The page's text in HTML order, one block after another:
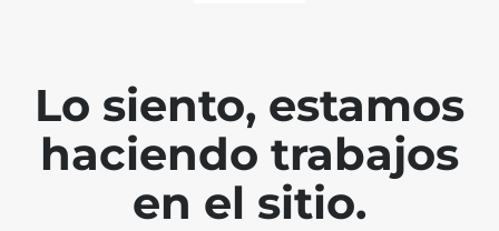
Lo siento, estamos
haciendo trabajos
en el sitio.